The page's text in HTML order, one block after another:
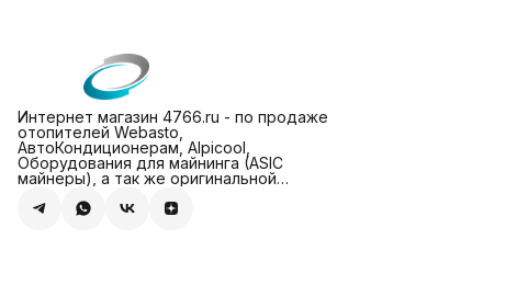
Интернет магазин 4766.ru - по продаже
отопителей Webasto,
АвтоКондиционерам, Alpicool,
Оборудования для майнинга (ASIC
майнеры), а так же оригинальной